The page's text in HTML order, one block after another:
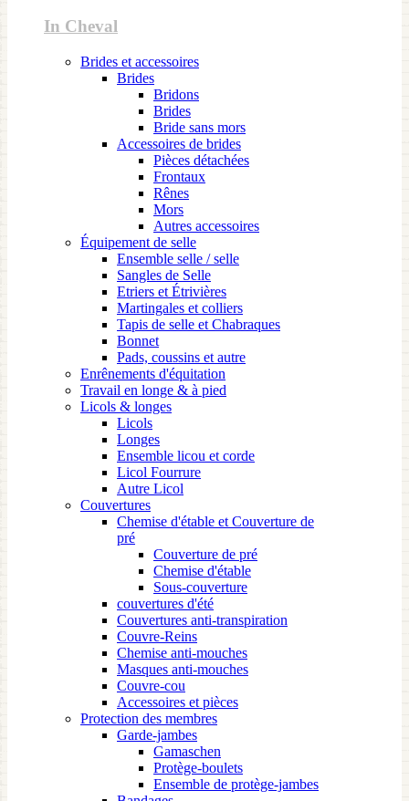
In Cheval
Brides et accessoires
Brides
Bridons
Brides
Bride sans mors
Accessoires de brides
Pièces détachées
Frontaux
Rênes
Mors
Autres accessoires
Équipement de selle
Ensemble selle / selle
Sangles de Selle
Etriers et Étrivières
Martingales et colliers
Tapis de selle et Chabraques
Bonnet
Pads, coussins et autre
Enrênements d'équitation
Travail en longe & à pied
Licols & longes
Licols
Longes
Ensemble licou et corde
Licol Fourrure
Autre Licol
Couvertures
Chemise d'étable et Couverture de
pré
Couverture de pré
Chemise d'étable
Sous-couverture
couvertures d'été
Couvertures anti-transpiration
Couvre-Reins
Chemise anti-mouches
Masques anti-mouches
Couvre-cou
Accessoires et pièces
Protection des membres
Garde-jambes
Gamaschen
Protège-boulets
Ensemble de protège-jambes